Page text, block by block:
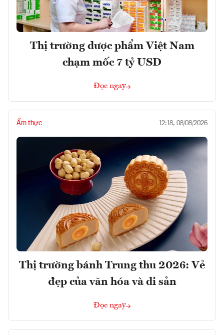
Thị trường dược phẩm Việt Nam
chạm mốc 7 tỷ USD
Đọc ngay
Ẩm thực 12:18, 08/08/2026
Thị trường bánh Trung thu 2026: Vẻ
đẹp của văn hóa và di sản
Đọc ngay